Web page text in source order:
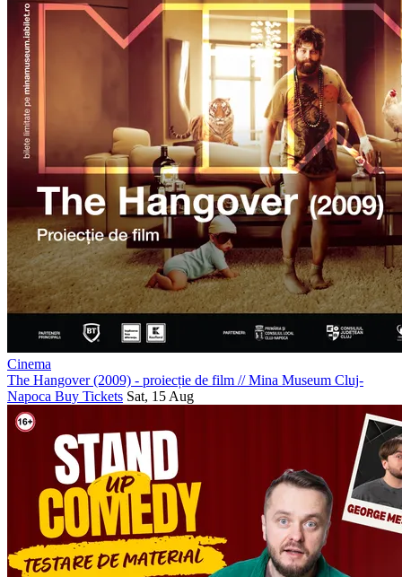
Cinema
The Hangover (2009) - proiecție de film //Mina Museum Cluj-
Napoca Buy Tickets Sat, 15 Aug